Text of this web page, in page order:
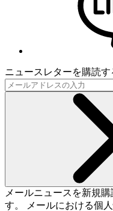
ニュースレターを購読す
メールニュースを新規
す。 メールにおける個